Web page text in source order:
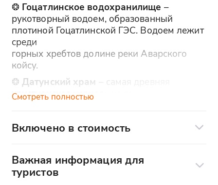
❂ Гоцатлинское водохранилище –
рукотворный водоем, образованный
плотиной Гоцатлинской ГЭС. Водоем лежит
среди
горных хребтов долине реки Аварского
койсу.
❂ Датунский храм
христианская церковь на территории
Дагестана, была построена в IX-XI веках.
➤ Храм
находится в живописном и красивом
сохранились
на сегодняшний день. У подножия храма
протекает "безымянный" ручей.
Смотреть полностью
Включено в стоимость
- трансфер
- сопровождение гида
Важная информация для
туристов